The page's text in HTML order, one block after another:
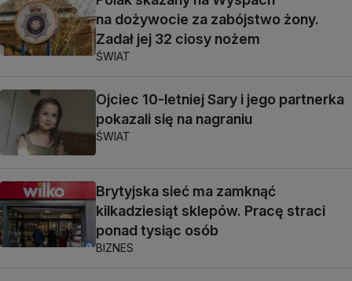
na dożywocie za zabójstwo żony.
Zadał jej 32 ciosy nożem
ŚWIAT
Ojciec 10-letniej Sary i jego partnerka
pokazali się na nagraniu
ŚWIAT
Brytyjska sieć ma zamknąć
kilkadziesiąt sklepów. Pracę straci
ponad tysiąc osób
BIZNES